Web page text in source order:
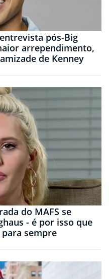
pós-Big
arrependimento,
de Kenney
do MAFS se
- é por isso que
para sempre